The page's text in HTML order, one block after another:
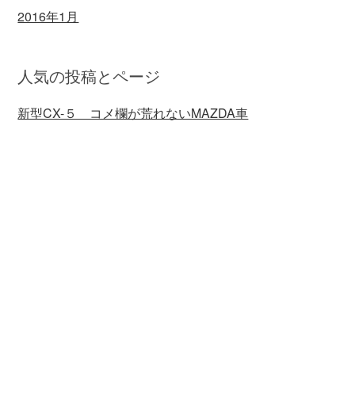
2016年1月
人気の投稿とページ
新型CX-５ コメ欄が荒れないMAZDA車